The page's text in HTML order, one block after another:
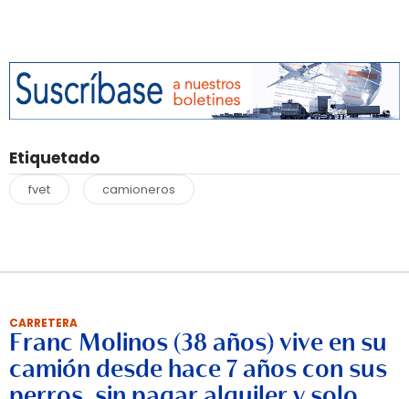
Etiquetado
fvet camioneros
CARRETERA
Franc Molinos (38 años) vive en su
camión desde hace 7 años con sus